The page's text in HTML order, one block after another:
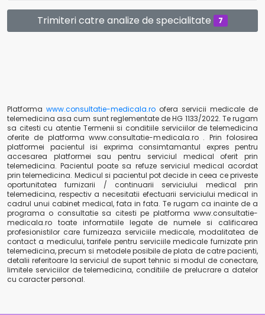
Trimiteri catre analize de specialitate 7
Platforma www.consultatie-medicala.ro ofera servicii medicale de
telemedicina asa cum sunt reglementate de HG 1133/2022. Te rugam
sa citesti cu atentie Termenii si conditiile serviciilor de telemedicina
oferite de platforma www.consultatie-medicala.ro . Prin folosirea
platformei pacientul isi exprima consimtamantul expres pentru
accesarea platformei sau pentru serviciul medical oferit prin
telemedicina. Pacientul poate sa refuze serviciul medical acordat
prin telemedicina. Medicul si pacientul pot decide in ceea ce priveste
oportunitatea furnizarii / continuarii serviciului medical prin
telemedicina, respectiv a necesitatii efectuarii serviciului medical in
cadrul unui cabinet medical, fata in fata. Te rugam ca inainte de a
programa o consultatie sa citesti pe platforma www.consultatie-
medicala.ro toate informatiile legate de numele si calificarea
profesionistilor care furnizeaza serviciile medicale, modalitatea de
contact a medicului, tarifele pentru serviciile medicale furnizate prin
telemedicina, precum si metodele posibile de plata de catre pacienti,
detalii referitoare la serviciul de suport tehnic si modul de conectare,
limitele serviciilor de telemedicina, conditiile de prelucrare a datelor
cu caracter personal.